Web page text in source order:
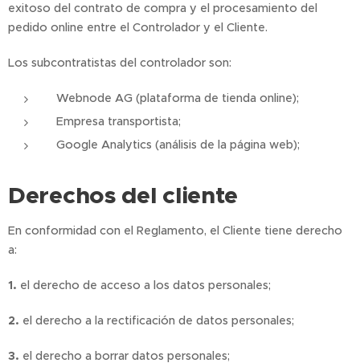
exitoso del contrato de compra y el procesamiento del
pedido online entre el Controlador y el Cliente.
Los subcontratistas del controlador son:
Webnode AG (plataforma de tienda online);
Empresa transportista;
Google Analytics (análisis de la página web);
Derechos del cliente
En conformidad con el Reglamento, el Cliente tiene derecho
a:
1. el derecho de acceso a los datos personales;
2. el derecho a la rectificación de datos personales;
3. el derecho a borrar datos personales;